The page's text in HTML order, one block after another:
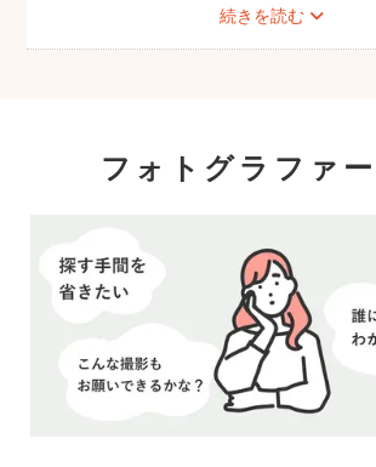
続きを読む
フォトグラファ